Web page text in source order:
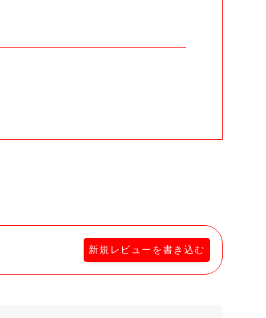
新規レビューを書き込む